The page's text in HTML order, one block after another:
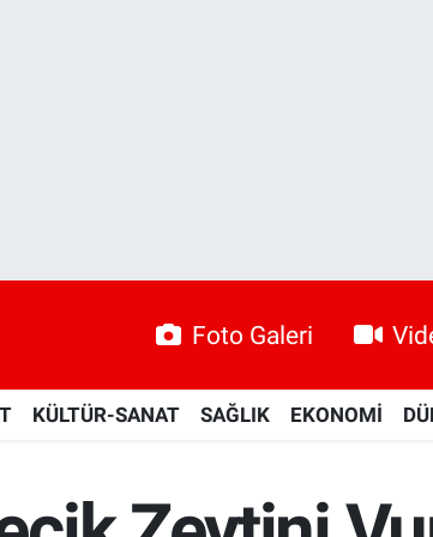
Foto Galeri
KÜLTÜR-SANAT SAĞLIK EKONOMİ